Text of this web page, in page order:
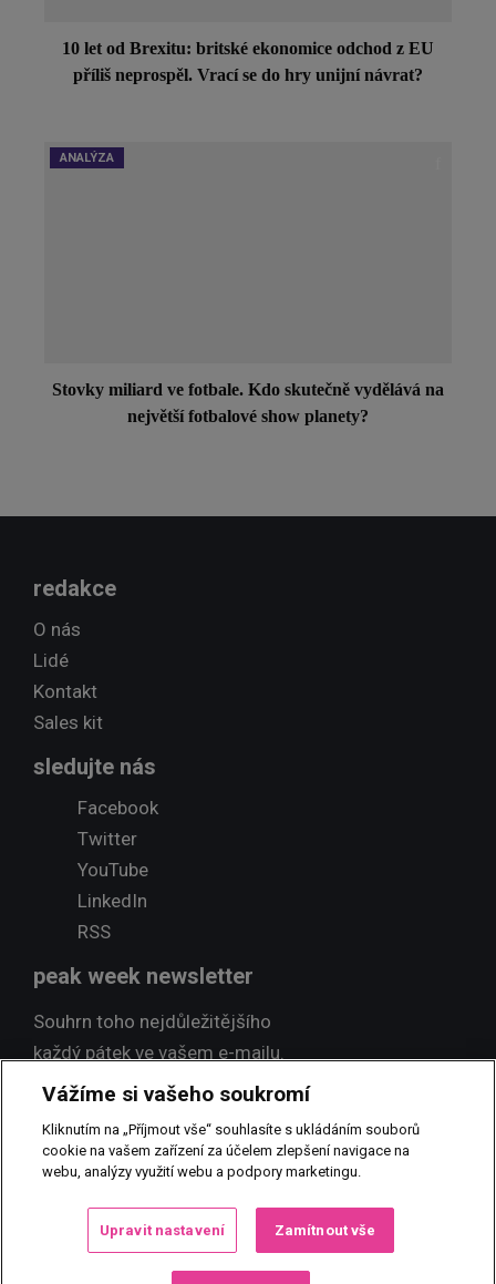
10 let od Brexitu: britské ekonomice odchod z EU
příliš neprospěl. Vrací se do hry unijní návrat?
ANALÝZA
Stovky miliard ve fotbale. Kdo skutečně vydělává na
největší fotbalové show planety?
redakce
O nás
Lidé
Kontakt
Sales kit
sledujte nás
Facebook
Twitter
YouTube
LinkedIn
RSS
peak week newsletter
Souhrn toho nejdůležitějšího
každý pátek ve vašem e-mailu.
převzetí, šíření či dalšího zpřístupňování článků a fotografií je bez
písemného souhlasu PEAK NEWS MEDIA, s.r.o. zakázáno.
Vážíme si vašeho soukromí
Kliknutím na „Příjmout vše“ souhlasíte s ukládáním souborů
cookie na vašem zařízení za účelem zlepšení navigace na
webu, analýzy využití webu a podpory marketingu.
Upravit nastavení Zamítnout vše